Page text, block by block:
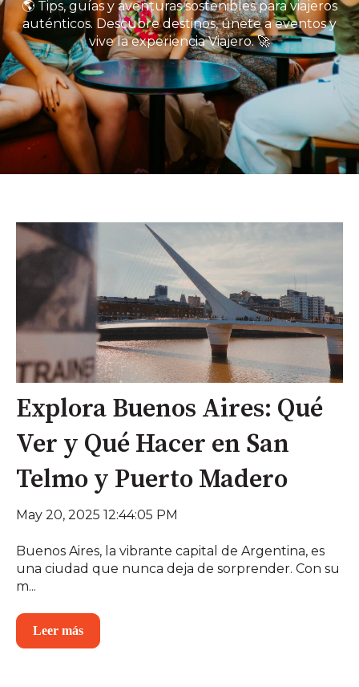
🌎 Tips, guías y aventuras sostenibles para viajeros
auténticos. Descubre destinos, únete a eventos y
vive la experiencia Viajero. 🚀
Explora Buenos Aires: Qué
Ver y Qué Hacer en San
Telmo y Puerto Madero
May 20, 2025 12:44:05 PM
Buenos Aires, la vibrante capital de Argentina, es
una ciudad que nunca deja de sorprender. Con su
m...
Leer más